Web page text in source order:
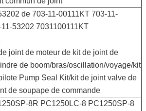
de 703-11-00111KT 703-11-
53202 7031100111KT
joint de moteur de kit de joint de
de boom/bras/oscillation/voyage/kit
Pump Seal Kit/kit de joint valve de
de soupape de commande
8R PC1250LC-8 PC1250SP-8